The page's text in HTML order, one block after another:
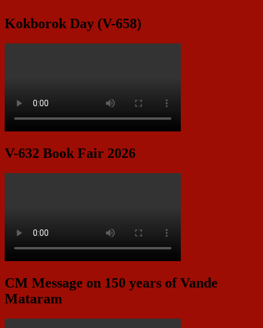
Kokborok Day (V-658)
V-632 Book Fair 2026
CM Message on 150 years of Vande
Mataram